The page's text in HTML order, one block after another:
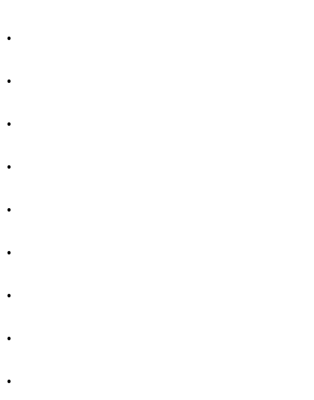
.
.
.
.
.
.
.
.
.